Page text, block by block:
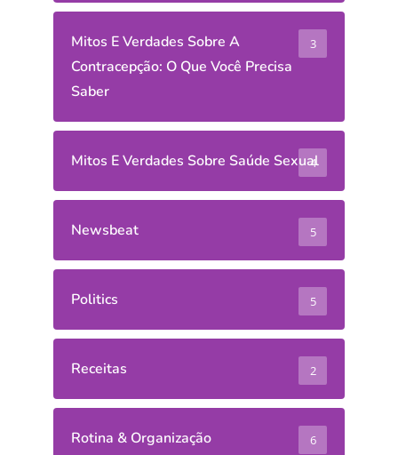
Mitos E Verdades Sobre A
Contracepção: O Que Você Precisa
Saber
3
Mitos E Verdades Sobre Saúde Sexual
4
Newsbeat 5
Politics 5
Receitas 2
Rotina & Organização 6